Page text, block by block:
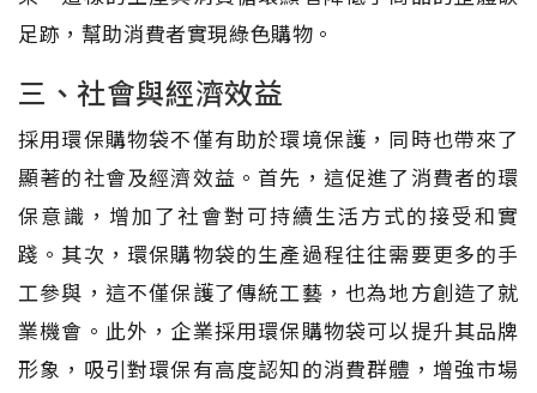
足跡，幫助消費者實現綠色購物。
三、社會與經濟效益
採用環保購物袋不僅有助於環境保護，同時也帶來了
顯著的社會及經濟效益。首先，這促進了消費者的環
保意識，增加了社會對可持續生活方式的接受和實
踐。其次，環保購物袋的生產過程往往需要更多的手
工參與，這不僅保護了傳統工藝，也為地方創造了就
業機會。此外，企業採用環保購物袋可以提升其品牌
形象，吸引對環保有高度認知的消費群體，增強市場